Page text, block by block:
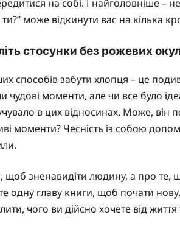
на собі. І найголовніше –
може відкинути вас на кілька
стосунки без рожевих
способів забути хлопця – це
чудові моменти, але чи все було
в цих відносинах. Може, він
моменти? Чесність із собою
щоб зненавидіти людину, а про те,
одну главу книги, щоб почати нову.
чого ви дійсно хочете від життя